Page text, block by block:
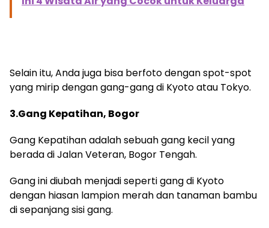
Selain itu, Anda juga bisa berfoto dengan spot-spot
yang mirip dengan gang-gang di Kyoto atau Tokyo.
3.Gang Kepatihan, Bogor
Gang Kepatihan adalah sebuah gang kecil yang
berada di Jalan Veteran, Bogor Tengah.
Gang ini diubah menjadi seperti gang di Kyoto
dengan hiasan lampion merah dan tanaman bambu
di sepanjang sisi gang.